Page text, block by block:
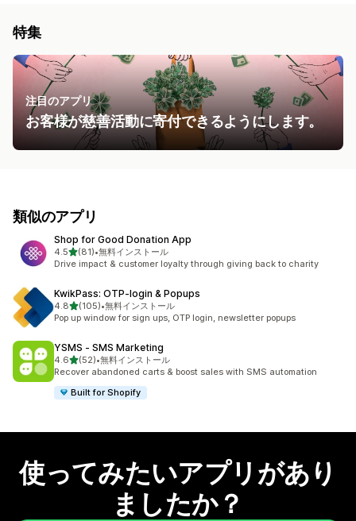
特集
注目のアプリ
お客様が慈善活動に寄付できるようにします。
類似のアプリ
Shop for Good Donation App
4.55つ星中
(81)
合計レビュー数：81件
•無料インストール
Drive impact & customer loyalty through giving back to charity
KwikPass: OTP‑login & Popups
4.85つ星中
(105)
合計レビュー数：105件
•無料インストール
Pop up window for sign ups, OTP login, newsletter popups
YSMS ‑ SMS Marketing
4.65つ星中
(52)
合計レビュー数：52件
•無料インストール
Recover abandoned carts & boost sales with SMS automation
Built for Shopify
使ってみたいアプリがあり
ましたか？